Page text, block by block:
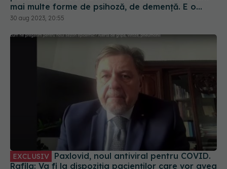
într-un ritm mai lent
Rafila: Va fi la dispoziția pacienților care vor avea
nevoie
28 sep 2023, 12:31